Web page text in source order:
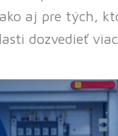
aj pre tých,
dozvedieť